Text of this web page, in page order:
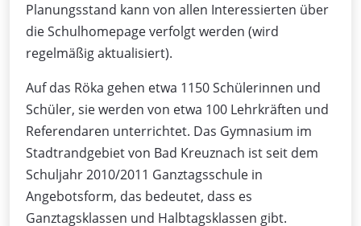
Planungsstand kann von allen Interessierten über
die Schulhomepage verfolgt werden (wird
regelmäßig aktualisiert).
Auf das Röka gehen etwa 1150 Schülerinnen und
Schüler, sie werden von etwa 100 Lehrkräften und
Referendaren unterrichtet. Das Gymnasium im
Stadtrandgebiet von Bad Kreuznach ist seit dem
Schuljahr 2010/2011 Ganztagsschule in
Angebotsform, das bedeutet, dass es
Ganztagsklassen und Halbtagsklassen gibt.